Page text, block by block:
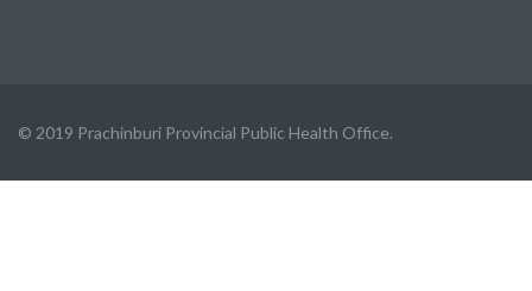
© 2019 Prachinburi Provincial Public Health Office.